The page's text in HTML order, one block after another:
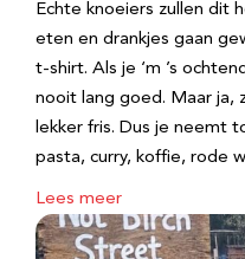
Echte knoeiers zullen dit
eten en drankjes gaan
t-shirt. Als je ‘m ’s
nooit lang goed. Maar ja,
lekker fris. Dus je neemt
pasta, curry, koffie, rode
Lees meer